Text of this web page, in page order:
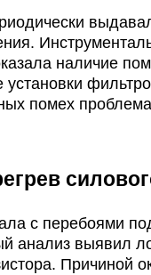
наличие
установки
помех
с перебоями
анализ выявил
Причиной